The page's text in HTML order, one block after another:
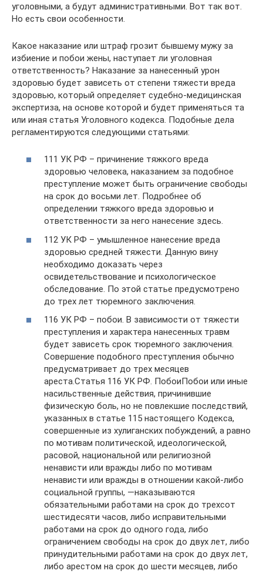
уголовными, а будут административными. Вот так вот.
Но есть свои особенности.
Какое наказание или штраф грозит бывшему мужу за
избиение и побои жены, наступает ли уголовная
ответственность? Наказание за нанесенный урон
здоровью будет зависеть от степени тяжести вреда
здоровью, который определяет судебно-медицинская
экспертиза, на основе которой и будет применяться та
или иная статья Уголовного кодекса. Подобные дела
регламентируются следующими статьями:
111 УК РФ – причинение тяжкого вреда
здоровью человека, наказанием за подобное
преступление может быть ограничение свободы
на срок до восьми лет. Подробнее об
определении тяжкого вреда здоровью и
ответственности за него нанесение здесь.
112 УК РФ – умышленное нанесение вреда
здоровью средней тяжести. Данную вину
необходимо доказать через
освидетельствование и психологическое
обследование. По этой статье предусмотрено
до трех лет тюремного заключения.
116 УК РФ – побои. В зависимости от тяжести
преступления и характера нанесенных травм
будет зависеть срок тюремного заключения.
Совершение подобного преступления обычно
предусматривает до трех месяцев
ареста.Статья 116 УК РФ. ПобоиПобои или иные
насильственные действия, причинившие
физическую боль, но не повлекшие последствий,
указанных в статье 115 настоящего Кодекса,
совершенные из хулиганских побуждений, а равно
по мотивам политической, идеологической,
расовой, национальной или религиозной
ненависти или вражды либо по мотивам
ненависти или вражды в отношении какой-либо
социальной группы, —наказываются
обязательными работами на срок до трехсот
шестидесяти часов, либо исправительными
работами на срок до одного года, либо
ограничением свободы на срок до двух лет, либо
принудительными работами на срок до двух лет,
либо арестом на срок до шести месяцев, либо